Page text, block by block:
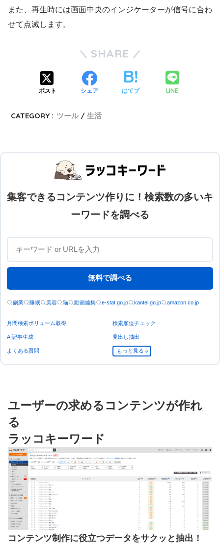
また、再生時には画面中央のインジケーターが信号に合わ
せて点滅します。
SHARE
ポスト シェア はてブ LINE
CATEGORY : ツール 生活
集客できるコンテンツ作りに！検索数の多いキ
ーワードを調べる
無料で調べる
副業 睡眠 美容 猫 動画編集 e-stat.go.jp kantei.go.jp amazon.co.jp
月間検索ボリューム取得 検索順位チェック
AI記事生成 見出し抽出
よくある質問 もっと見る
ユーザーの求めるコンテンツが作れ
る
ラッコキーワード
コンテンツ制作に役立つデータをサクッと抽出！